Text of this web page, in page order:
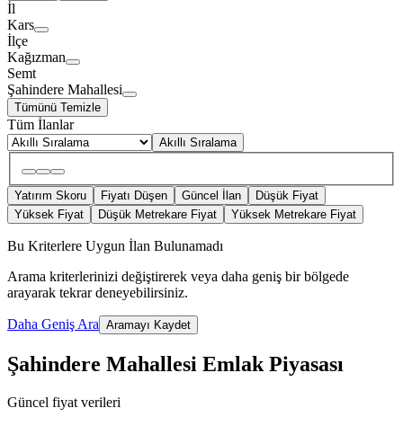
İl
Kars
İlçe
Kağızman
Semt
Şahindere Mahallesi
Tümünü Temizle
Tüm İlanlar
Akıllı Sıralama
Yatırım Skoru Fiyatı Düşen Güncel İlan
Düşük Fiyat
Yüksek Fiyat
Düşük Metrekare Fiyat Yüksek Metrekare Fiyat
Bu Kriterlere Uygun İlan Bulunamadı
Arama kriterlerinizi değiştirerek veya daha geniş bir bölgede
arayarak tekrar deneyebilirsiniz.
Daha Geniş Ara Aramayı Kaydet
Şahindere Mahallesi Emlak Piyasası
Güncel fiyat verileri